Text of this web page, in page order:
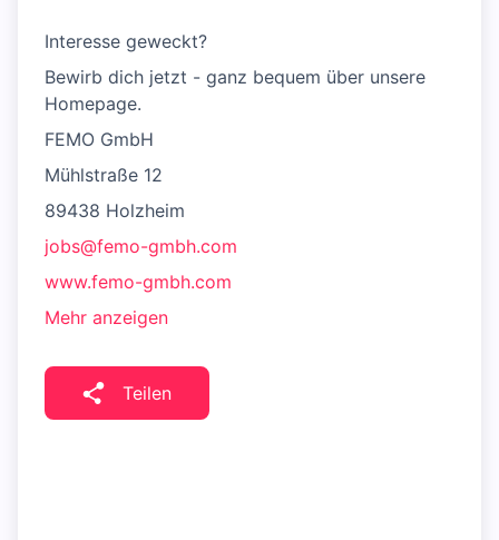
Interesse geweckt?
Bewirb dich jetzt - ganz bequem über unsere
Homepage.
FEMO GmbH
Mühlstraße 12
89438 Holzheim
jobs@femo-gmbh.com
www.femo-gmbh.com
Mehr anzeigen
Teilen